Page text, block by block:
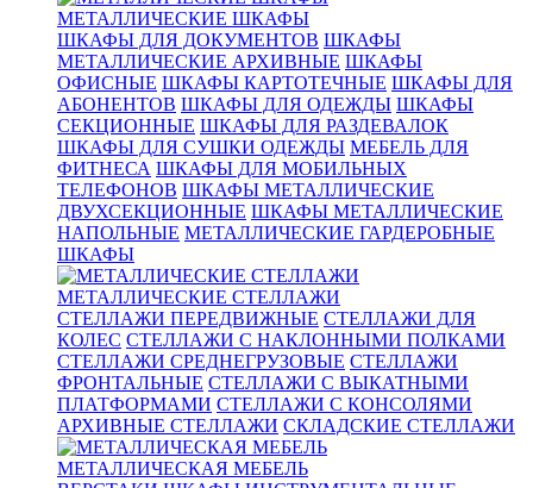
МЕТАЛЛИЧЕСКИЕ ШКАФЫ
ШКАФЫ ДЛЯ ДОКУМЕНТОВ ШКАФЫ
МЕТАЛЛИЧЕСКИЕ АРХИВНЫЕ ШКАФЫ
ОФИСНЫЕ ШКАФЫ КАРТОТЕЧНЫЕ ШКАФЫ ДЛЯ
АБОНЕНТОВ ШКАФЫ ДЛЯ ОДЕЖДЫ ШКАФЫ
СЕКЦИОННЫЕ ШКАФЫ ДЛЯ РАЗДЕВАЛОК
ШКАФЫ ДЛЯ СУШКИ ОДЕЖДЫ МЕБЕЛЬ ДЛЯ
ФИТНЕСА ШКАФЫ ДЛЯ МОБИЛЬНЫХ
ТЕЛЕФОНОВ ШКАФЫ МЕТАЛЛИЧЕСКИЕ
ДВУХСЕКЦИОННЫЕ ШКАФЫ МЕТАЛЛИЧЕСКИЕ
НАПОЛЬНЫЕ МЕТАЛЛИЧЕСКИЕ ГАРДЕРОБНЫЕ
ШКАФЫ
МЕТАЛЛИЧЕСКИЕ СТЕЛЛАЖИ
СТЕЛЛАЖИ ПЕРЕДВИЖНЫЕ СТЕЛЛАЖИ ДЛЯ
КОЛЕС СТЕЛЛАЖИ С НАКЛОННЫМИ ПОЛКАМИ
СТЕЛЛАЖИ СРЕДНЕГРУЗОВЫЕ СТЕЛЛАЖИ
ФРОНТАЛЬНЫЕ СТЕЛЛАЖИ С ВЫКАТНЫМИ
ПЛАТФОРМАМИ СТЕЛЛАЖИ С КОНСОЛЯМИ
АРХИВНЫЕ СТЕЛЛАЖИ СКЛАДСКИЕ СТЕЛЛАЖИ
МЕТАЛЛИЧЕСКАЯ МЕБЕЛЬ